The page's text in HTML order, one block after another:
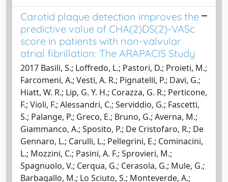
Carotid plaque detection improves the
predictive value of CHA(2)DS(2)-VASc
score in patients with non-valvular
atrial fibrillation: The ARAPACIS Study
2017 Basili, S.; Loffredo, L.; Pastori, D.; Proieti, M.;
Farcomeni, A.; Vesti, A. R.; Pignatelli, P.; Davi, G.;
Hiatt, W. R.; Lip, G. Y. H.; Corazza, G. R.; Perticone,
F.; Violi, F.; Alessandri, C.; Serviddio, G.; Fascetti,
S.; Palange, P.; Greco, E.; Bruno, G.; Averna, M.;
Giammanco, A.; Sposito, P.; De Cristofaro, R.; De
Gennaro, L.; Carulli, L.; Pellegrini, E.; Cominacini,
L.; Mozzini, C.; Pasini, A. F.; Sprovieri, M.;
Spagnuolo, V.; Cerqua, G.; Cerasola, G.; Mule, G.;
Barbagallo, M.; Lo Sciuto, S.; Monteverde, A.;